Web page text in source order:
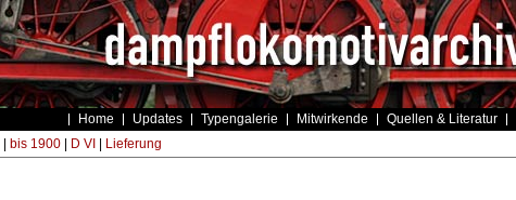
Home Updates Typengalerie Mitwirkende Quellen & Literatur
bis 1900| D VI Lieferung